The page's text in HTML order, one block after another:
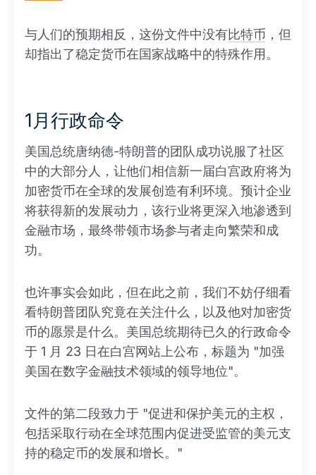
与人们的预期相反，这份文件中没有比特币 ，但
却指出了稳定货币在国家战略中的特殊作用。
1月行政命令
美国总统唐纳德-特朗普的团队成功说服了社区
中的大部分人，让他们相信新一届白宫政府将为
加密货币在全球的发展创造有利环境。预计企业
将获得新的发展动力，该行业将更深入地渗透到
金融市场，最终带领市场参与者走向繁荣和成
功。
也许事实会如此，但在此之前，我们不妨仔细看
看特朗普团队究竟在关注什么，以及他对加密货
币的愿景是什么。美国总统期待已久的行政命令
于 1 月 23 日在白宫网站上公布，标题为 "加强
美国在数字金融技术领域的领导地位"。
文件的第二段致力于 "促进和保护美元的主权，
包括采取行动在全球范围内促进受监管的美元支
持的稳定币的发展和增长。"